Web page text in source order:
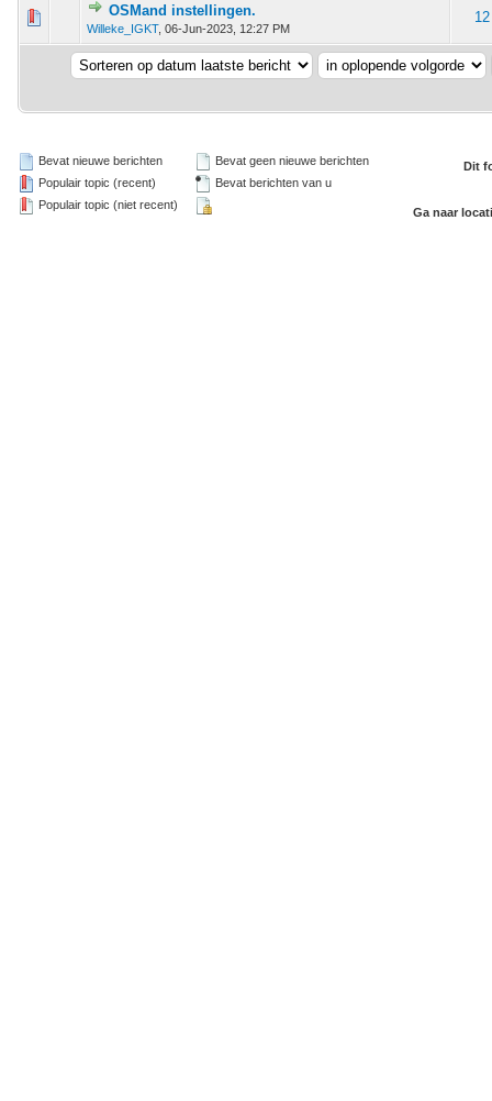
OSMand instellingen.
Willeke_IGKT, 06-Jun-2023, 12:27 PM
12
- 0 van 5 gemiddeld
Bevat nieuwe berichten
Populair topic (recent)
Populair topic (niet recent)
Bevat geen nieuwe berichten
Bevat berichten van u
Dit
Ga naar